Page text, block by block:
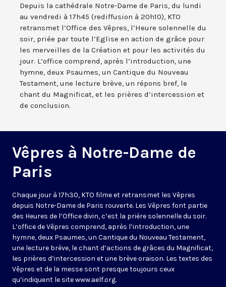
Depuis la cathédrale Notre-Dame de Paris, du lundi
au vendredi à 17h45 (rediffusion à 20h10), KTO
retransmet l’Office des Vêpres, l’Heure solennelle du
soir, priée par toute l’Eglise en action de grâce pour
les merveilles de la Création et pour les activités du
jour. L’office comprend, après l’introduction, une
hymne, deux Psaumes, un Cantique du Nouveau
Testament, une lecture brève, un répons bref, le
chant du Magnificat, et les prières d’intercession et
de conclusion.
Vêpres à Notre-Dame de
Paris
Chaque jour à 17h30, KTO filme et retransmet les Vêpres
depuis Notre-Dame de Paris rouverte. Les Vêpres font partie
des Heures de l’Office divin, c’est la prière solennelle du soir.
L’office de Vêpres comprend, après l’introduction, une
hymne, deux Psaumes, un Cantique du Nouveau Testament,
une lecture brève, le chant d’actions de grâces du Magnificat,
les prières d’intercession et une brève oraison. Les textes des
Vêpres et de la messe sont presque toujours ceux
qu’indiquent le sitewww.aelf.org.